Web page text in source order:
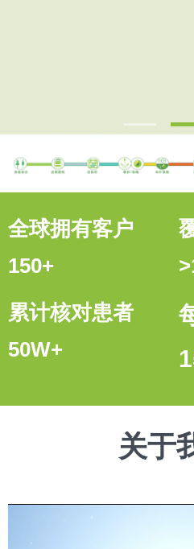
关于
全球拥有客户
150+
累计核对患者
50W+